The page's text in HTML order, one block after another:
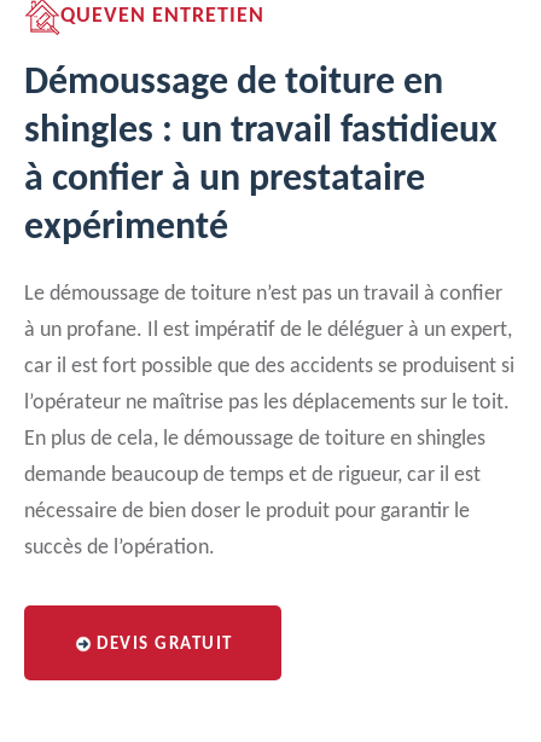
QUEVEN ENTRETIEN
Démoussage de toiture en
shingles : un travail fastidieux
à confier à un prestataire
expérimenté
Le démoussage de toiture n’est pas un travail à confier
à un profane. Il est impératif de le déléguer à un expert,
car il est fort possible que des accidents se produisent si
l’opérateur ne maîtrise pas les déplacements sur le toit.
En plus de cela, le démoussage de toiture en shingles
demande beaucoup de temps et de rigueur, car il est
nécessaire de bien doser le produit pour garantir le
succès de l’opération.
DEVIS GRATUIT